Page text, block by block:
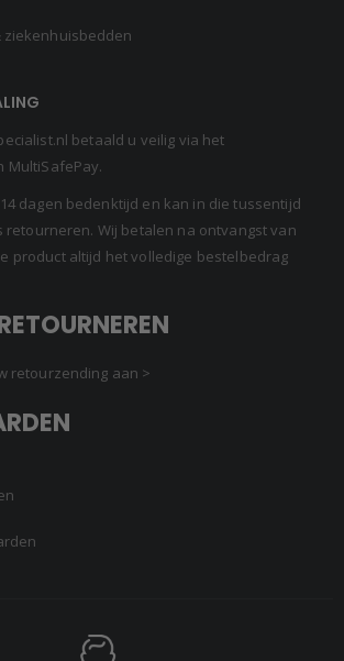
ziekenhuisbedden
betaald u veilig via het
MultiSafePay.
dagen bedenktijd en kan in die tussentijd
retourneren. Wij betalen na ontvangst van
product altijd het volledige bestelbedrag
retourzending aan >